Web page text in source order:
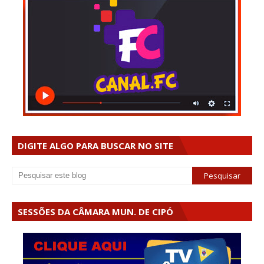
DIGITE ALGO PARA BUSCAR NO SITE
SESSÕES DA CÂMARA MUN. DE CIPÓ